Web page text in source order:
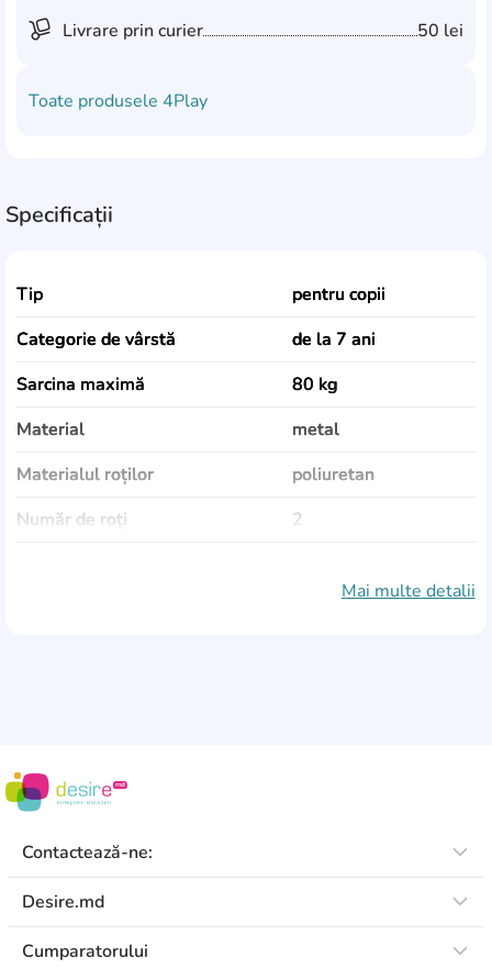
Livrare prin curier 50 lei
Toate produsele 4Play
Specificații
Tip
pentru copii
Сategorie de vârstă
de la 7 ani
Sarcina maximă
80 kg
Material
metal
Materialul roților
poliuretan
Număr de roți
2
Diametrul roților din față
Culoare
verde
Mai multe detalii
Contactează-ne:
Desire.md
Cumparatorului